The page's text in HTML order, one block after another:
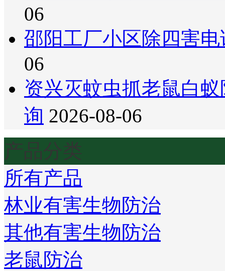
06
邵阳工厂小区除四害
06
资兴灭蚊虫抓老鼠白
询 2026-08-06
产品分类
所有产品
林业有害生物防治
其他有害生物防治
老鼠防治